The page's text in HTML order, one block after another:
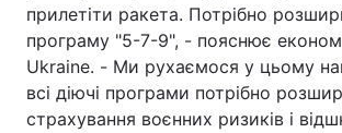
прилетіти ракета. Потрібно
програму "5-7-9", - пояснює
Ukraine. - Ми рухаємося у цьому
всі діючі програми потрібно
страхування воєнних ризиків і